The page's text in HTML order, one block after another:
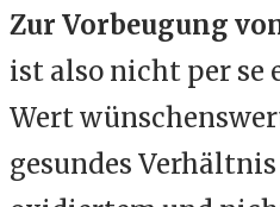
Zur Vorbeugung
ist also nicht per se
Wert
gesundes